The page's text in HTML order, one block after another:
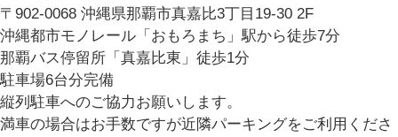
〒902-0068 沖縄県那覇市真嘉比3丁目19-30 2F
沖縄都市モノレール「おもろまち」駅から徒歩7分
那覇バス停留所「真嘉比東」徒歩1分
駐車場6台分完備
縦列駐車へのご協力お願いします。
満車の場合はお手数ですが近隣パーキングをご利用くださ